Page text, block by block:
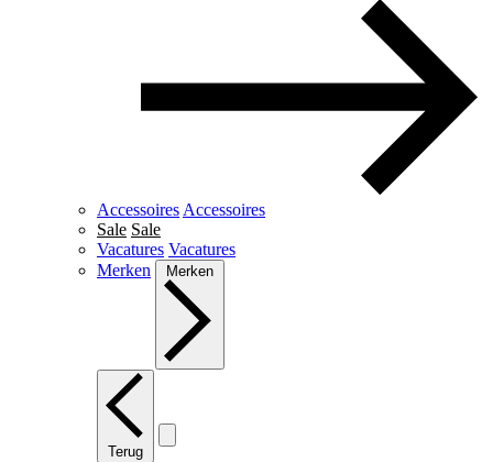
Accessoires Accessoires
Sale Sale
Vacatures Vacatures
Merken
Merken
Terug